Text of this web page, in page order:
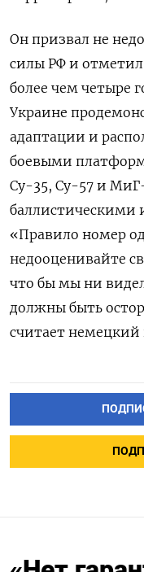
Он призвал не
силы РФ и
более чем четыре
Украине
адаптации и
боевыми
Су-35, Су-57 и
баллистическими
«Правило номер
недооценивайте
что бы мы ни
должны быть
считает немецкий